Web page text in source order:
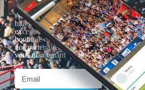
Actualités, nouveautés,
billetterie, remises
exceptionnelles dans la
boutique officielles & chez
nos partenaires… Inscrivez-
vous maintenant